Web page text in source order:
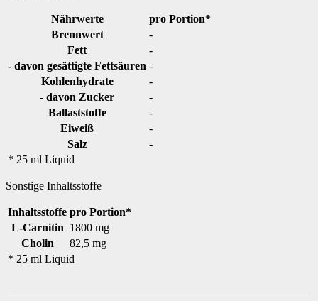
Nährwerte
pro Portion*
Brennwert
-
Fett
-
- davon gesättigte Fettsäuren -
Kohlenhydrate
-
- davon Zucker
-
Ballaststoffe
-
Eiweiß
-
Salz
-
* 25 ml Liquid
Sonstige Inhaltsstoffe
Inhaltsstoffe pro Portion*
L-Carnitin 1800 mg
Cholin
82,5 mg
* 25 ml Liquid